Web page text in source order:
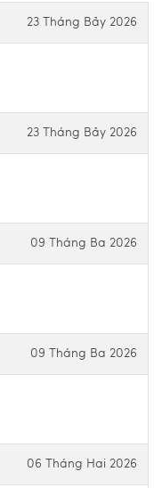
23 Tháng Bảy 2026
23 Tháng Bảy 2026
09 Tháng Ba 2026
09 Tháng Ba 2026
06 Tháng Hai 2026